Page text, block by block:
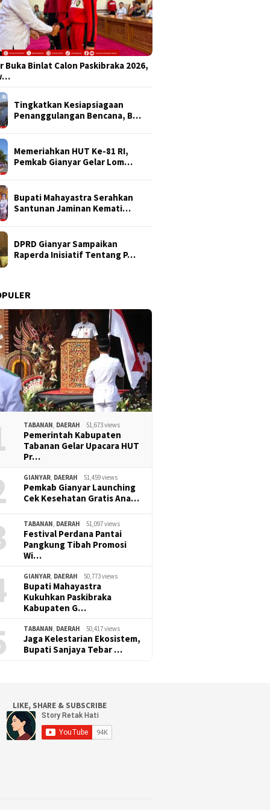
Buka Binlat Calon Paskibraka 2026,
Tingkatkan Kesiapsiagaan
Penanggulangan Bencana, B…
Memeriahkan HUT Ke-81 RI,
Pemkab Gianyar Gelar Lom…
Bupati Mahayastra Serahkan
Santunan Jaminan Kemati…
DPRD Gianyar Sampaikan
Raperda Inisiatif Tentang P…
TABANAN, DAERAH 51,673 views
Pemerintah Kabupaten
Tabanan Gelar Upacara HUT
Pr…
GIANYAR, DAERAH 51,459 views
Pemkab Gianyar Launching
Cek Kesehatan Gratis Ana…
TABANAN, DAERAH 51,097 views
Festival Perdana Pantai
Pangkung Tibah Promosi
Wi…
GIANYAR, DAERAH 50,773 views
Bupati Mahayastra
Kukuhkan Paskibraka
Kabupaten G…
TABANAN, DAERAH 50,417 views
Jaga Kelestarian Ekosistem,
Bupati Sanjaya Tebar …
LIKE, SHARE & SUBSCRIBE